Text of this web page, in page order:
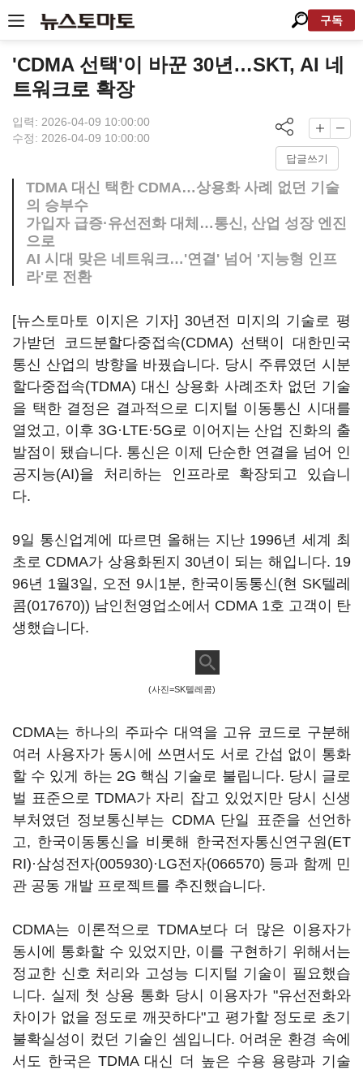
구독
'CDMA 선택'이 바꾼 30년…SKT, AI 네
트워크로 확장
입력: 2026-04-09 10:00:00
수정: 2026-04-09 10:00:00
답글쓰기
TDMA 대신 택한 CDMA…상용화 사례 없던 기술
의 승부수
가입자 급증·유선전화 대체…통신, 산업 성장 엔진
으로
AI 시대 맞은 네트워크…'연결' 넘어 '지능형 인프
라'로 전환
[뉴스토마토 이지은 기자] 30년전 미지의 기술로 평
가받던 코드분할다중접속(CDMA) 선택이 대한민국
통신 산업의 방향을 바꿨습니다. 당시 주류였던 시분
할다중접속(TDMA) 대신 상용화 사례조차 없던 기술
을 택한 결정은 결과적으로 디지털 이동통신 시대를
열었고, 이후 3G·LTE·5G로 이어지는 산업 진화의 출
발점이 됐습니다. 통신은 이제 단순한 연결을 넘어 인
공지능(AI)을 처리하는 인프라로 확장되고 있습니
다.
9일 통신업계에 따르면 올해는 지난 1996년 세계 최
초로 CDMA가 상용화된지 30년이 되는 해입니다. 19
96년 1월3일, 오전 9시1분, 한국이동통신(현 SK텔레
콤(017670)) 남인천영업소에서 CDMA 1호 고객이 탄
생했습니다.
(사진=SK텔레콤)
CDMA는 하나의 주파수 대역을 고유 코드로 구분해
여러 사용자가 동시에 쓰면서도 서로 간섭 없이 통화
할 수 있게 하는 2G 핵심 기술로 불립니다. 당시 글로
벌 표준으로 TDMA가 자리 잡고 있었지만 당시 신생
부처였던 정보통신부는 CDMA 단일 표준을 선언하
고, 한국이동통신을 비롯해 한국전자통신연구원(ET
RI)·삼성전자(005930)·LG전자(066570) 등과 함께 민
관 공동 개발 프로젝트를 추진했습니다.
CDMA는 이론적으로 TDMA보다 더 많은 이용자가
동시에 통화할 수 있었지만, 이를 구현하기 위해서는
정교한 신호 처리와 고성능 디지털 기술이 필요했습
니다. 실제 첫 상용 통화 당시 이용자가 "유선전화와
차이가 없을 정도로 깨끗하다"고 평가할 정도로 초기
불확실성이 컸던 기술인 셈입니다. 어려운 환경 속에
서도 한국은 TDMA 대신 더 높은 수용 용량과 기술